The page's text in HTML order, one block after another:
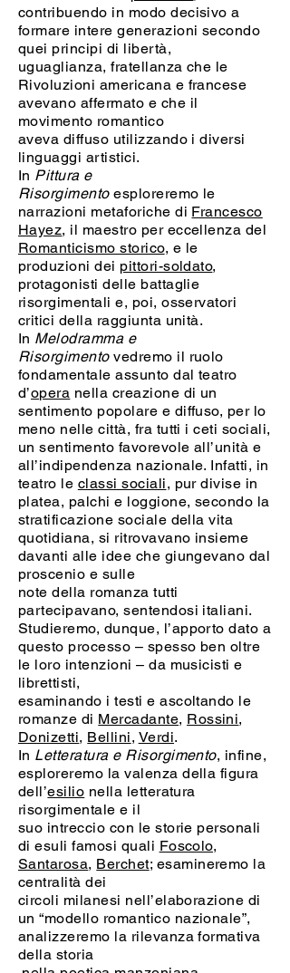
contribuendo in modo decisivo a
formare intere generazioni secondo
quei principi di libertà,
uguaglianza, fratellanza che le
Rivoluzioni americana e francese
avevano affermato e che il
movimento romantico
aveva diffuso utilizzando i diversi
linguaggi artistici.
In Pittura e
Risorgimentoesploreremo le
narrazioni metaforiche di Francesco
Hayez, il maestro per eccellenza del
Romanticismo storico, e le
produzioni dei pittori-soldato,
protagonisti delle battaglie
risorgimentali e, poi, osservatori
critici della raggiunta unità.
In Melodramma e
Risorgimentovedremo il ruolo
fondamentale assunto dal teatro
d’opera nella creazione di un
sentimento popolare e diffuso, per lo
meno nelle città, fra tutti i ceti sociali,
un sentimento favorevole all’unità e
all’indipendenza nazionale. Infatti, in
teatro le classi sociali, pur divise in
platea, palchi e loggione, secondo la
stratificazione sociale della vita
quotidiana, si ritrovavano insieme
davanti alle idee che giungevano dal
proscenio e sulle
note della romanza tutti
partecipavano, sentendosi italiani.
Studieremo, dunque, l’apporto dato a
questo processo – spesso ben oltre
le loro intenzioni – da musicisti e
librettisti,
esaminando i testi e ascoltando le
romanze di Mercadante, Rossini,
Donizetti, Bellini, Verdi.
In Letteratura e Risorgimento, infine,
esploreremo la valenza della figura
dell’esilio nella letteratura
risorgimentale e il
suo intreccio con le storie personali
di esuli famosi quali Foscolo,
Santarosa, Berchet; esamineremo la
centralità dei
circoli milanesi nell’elaborazione di
un “modello romantico nazionale”,
analizzeremo la rilevanza formativa
della storia